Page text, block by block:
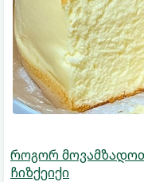
როგორ
ჩიზქეიქი